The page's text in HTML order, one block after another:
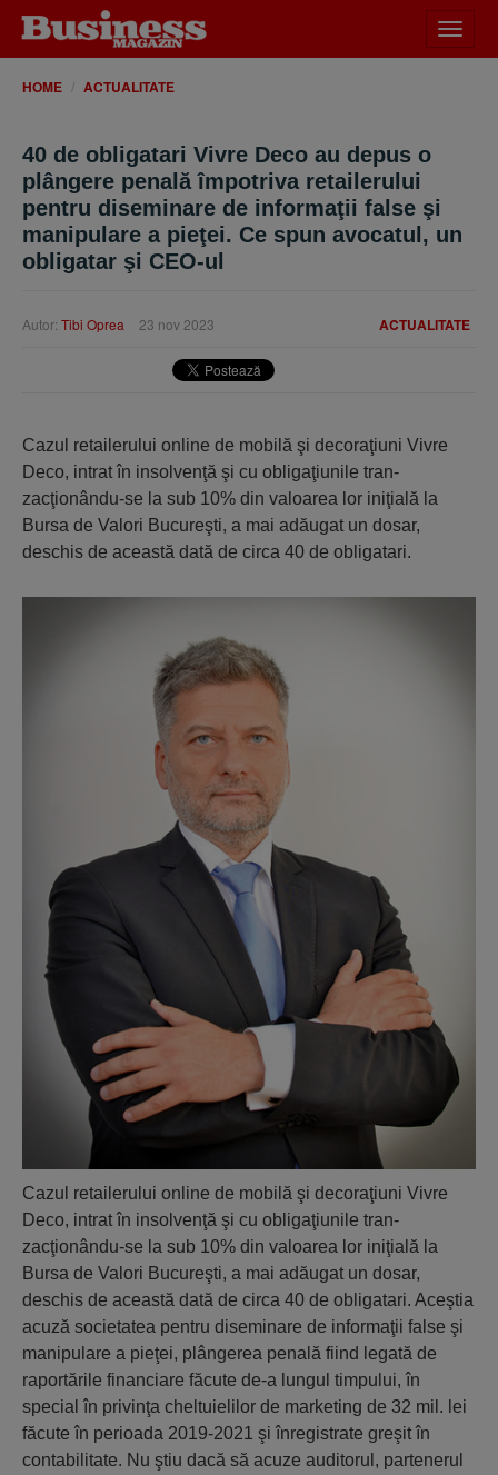
meniu
HOME ACTUALITATE
40 de obligatari Vivre Deco au depus o
plângere penală împotriva retailerului
pentru diseminare de informaţii false şi
manipulare a pieţei. Ce spun avocatul, un
obligatar şi CEO-ul
ACTUALITATE
Autor: Tibi Oprea 23 nov 2023
Cazul retailerului online de mobilă şi deco­raţiuni Vivre
Deco, intrat în insolvenţă şi cu obligaţiunile tran­
zacţionându-se la sub 10% din valoarea lor iniţială la
Bursa de Valori Bucureşti, a mai adăugat un dosar,
deschis de această dată de circa 40 de obligatari.
Cazul retailerului online de mobilă şi deco­raţiuni Vivre
Deco, intrat în insolvenţă şi cu obligaţiunile tran­
zacţionându-se la sub 10% din valoarea lor iniţială la
Bursa de Valori Bucureşti, a mai adăugat un dosar,
deschis de această dată de circa 40 de obligatari. Aceştia
acuză societatea pentru diseminare de informaţii false şi
manipulare a pieţei, plângerea penală fiind legată de
raportările financiare făcute de-a lungul timpului, în
special în privinţa cheltuielilor de marketing de 32 mil. lei
făcute în perioada 2019-2021 şi înregistrate greşit în
contabilitate. Nu ştiu dacă să acuze auditorul, partenerul